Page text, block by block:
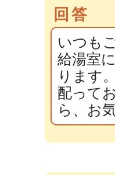
回答
いつも
給湯室
ります
配って
ら、お